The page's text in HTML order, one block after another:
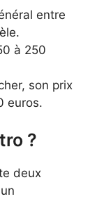
entre
à 250
son prix
euros.
?
deux